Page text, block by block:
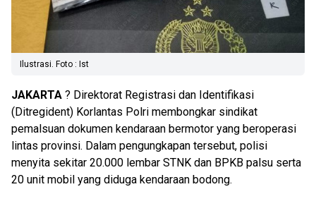
Ilustrasi. Foto : Ist
JAKARTA ? Direktorat Registrasi dan Identifikasi
(Ditregident) Korlantas Polri membongkar sindikat
pemalsuan dokumen kendaraan bermotor yang beroperasi
lintas provinsi. Dalam pengungkapan tersebut, polisi
menyita sekitar 20.000 lembar STNK dan BPKB palsu serta
20 unit mobil yang diduga kendaraan bodong.